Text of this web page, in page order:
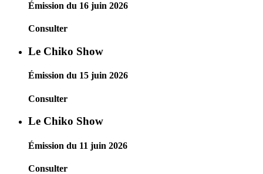
Émission du 16 juin 2026
Consulter
Le Chiko Show
Émission du 15 juin 2026
Consulter
Le Chiko Show
Émission du 11 juin 2026
Consulter